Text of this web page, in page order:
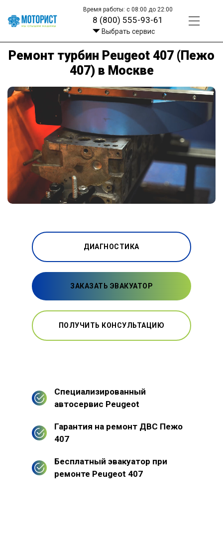
Время работы: с 08:00 до 22:00
8 (800) 555-93-61
Выбрать сервис
Ремонт турбин Peugeot 407 (Пежо
407) в Москве
ДИАГНОСТИКА
ЗАКАЗАТЬ ЭВАКУАТОР
ПОЛУЧИТЬ КОНСУЛЬТАЦИЮ
Специализированный
автосервис Peugeot
Гарантия на ремонт ДВС Пежо
407
Бесплатный эвакуатор при
ремонте Peugeot 407